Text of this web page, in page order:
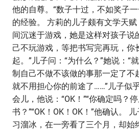
他的自尊。“数子十过，不如奖子
的经验。 方莉的儿子颇有文学天
间沉迷于游戏，她是这样对孩子说
己不玩游戏，等把书写完再玩，你
起。”儿子问：“为什么？”她说：“
制自己不做不该做的事那一定了不
就不用担心你的前途了……”儿子似
会儿，他说：“OK！”“你确定吗？
书？”“OK！OK！OK！”他确认。
习溜冰，在一旁看了三个月，却始